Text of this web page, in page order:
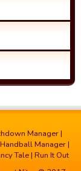
Manager |
Handball Manager |
Tale | Run It Out